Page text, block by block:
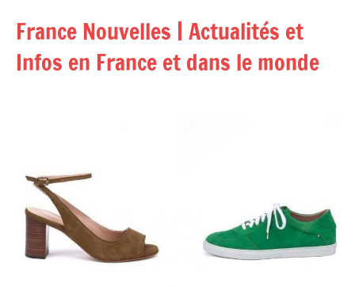
contenu
France Nouvelles | Actualités et
Infos en France et dans le monde